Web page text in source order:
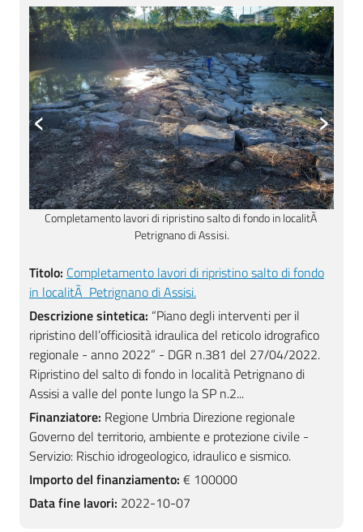
Completamento lavori di ripristino salto di fondo in localitÃ
Petrignano di Assisi.
‹ ›
Titolo: Completamento lavori di ripristino salto di fondo
in localitÃ Petrignano di Assisi.
Descrizione sintetica: “Piano degli interventi per il
ripristino dell’officiosità idraulica del reticolo idrografico
regionale - anno 2022” - DGR n.381 del 27/04/2022.
Ripristino del salto di fondo in località Petrignano di
Assisi a valle del ponte lungo la SP n.2...
Finanziatore: Regione Umbria Direzione regionale
Governo del territorio, ambiente e protezione civile -
Servizio: Rischio idrogeologico, idraulico e sismico.
Importo del finanziamento: € 100000
Data fine lavori: 2022-10-07